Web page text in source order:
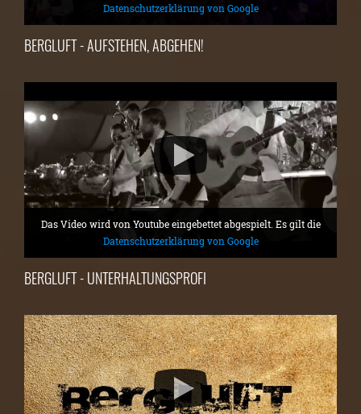
Datenschutzerklärung von Google
BERGLUFT - AUFSTEHEN, ABGEHEN!
Das Video wird von Youtube eingebettet abgespielt. Es gilt die
Datenschutzerklärung von Google
BERGLUFT - UNTERHALTUNGSPROFI